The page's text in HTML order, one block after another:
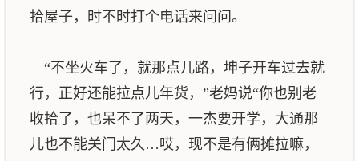
拾屋子，时不时打个电话来问问。
“不坐火车了，就那点儿路，坤子开车过去就
行，正好还能拉点儿年货，”老妈说“你也别老
收拾了，也呆不了两天，一杰要开学，大通那
儿也不能关门太久…哎，现不是有俩摊拉嘛，